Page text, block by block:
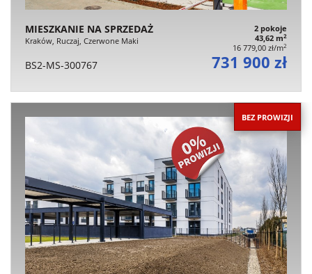
MIESZKANIE NA SPRZEDAŻ
Kraków, Ruczaj, Czerwone Maki
2 pokoje
43,62 m2
16 779,00 zł/m2
BS2-MS-300767 731 900 zł
BEZ PROWIZJI